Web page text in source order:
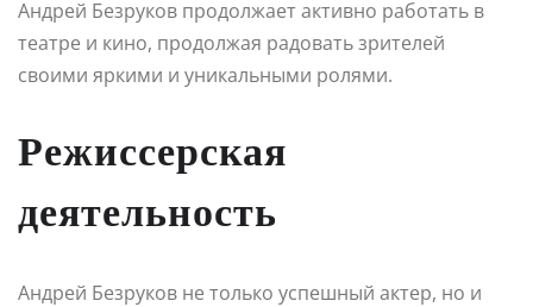
Андрей Безруков продолжает активно работать в
театре и кино, продолжая радовать зрителей
своими яркими и уникальными ролями.
Режиссерская
деятельность
Андрей Безруков не только успешный актер, но и